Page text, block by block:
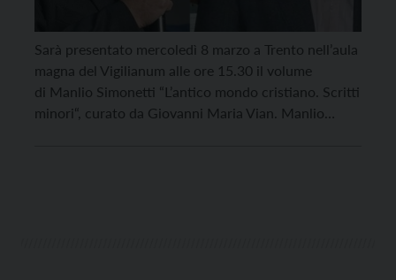
Sarà presentato mercoledì 8 marzo a Trento nell’aula
magna del Vigilianum alle ore 15.30 il volume
di Manlio Simonetti “L’antico mondo cristiano. Scritti
minori“, curato da Giovanni Maria Vian. Manlio